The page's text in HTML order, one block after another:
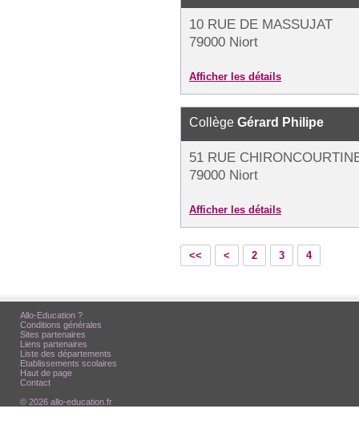
10 RUE DE MASSUJAT
79000 Niort
Afficher les détails
Collège Gérard Philipe
51 RUE
79000 Niort
Afficher les détails
<< < 2 3 4
Allo-Education ?
Conditions générales
Sites partenaires
Liens partenaires
Liste des départements
Etablissements scolaires
Haut de page
Contact
© 2026 allo-education.fr